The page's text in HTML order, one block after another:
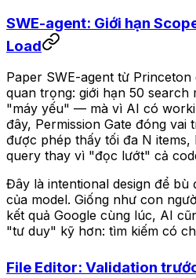
SWE-agent: Giới hạn
Load
Paper SWE-agent từ
quan trọng: giới hạn 50 search
"máy yếu" — mà vì AI có
đây, Permission Gate đóng
được phép thấy tối đa N
query thay vì "đọc lướt" cả
Đây là intentional design để bù
của model. Giống như con
kết quả Google cùng lúc, AI
"tư duy" kỹ hơn: tìm kiếm có
File Editor: Validation